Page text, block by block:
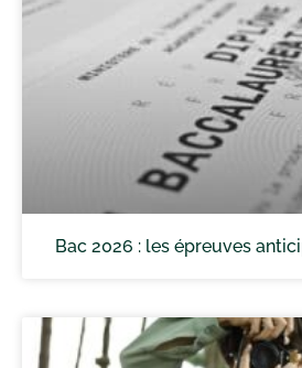
Bac 2026 : les épreuves